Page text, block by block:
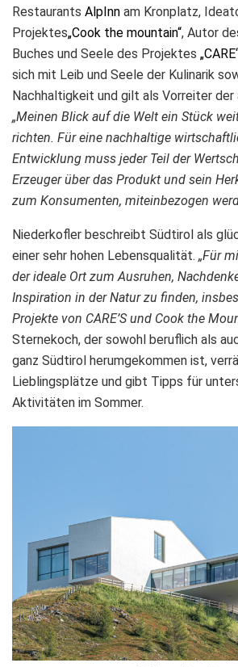
Restaurants AlpInn am Kronplatz,
Projektes„Cook the mountain“, Autor
Buches und Seele des Projektes
sich mit Leib und Seele der Kulinarik
Nachhaltigkeit und gilt als Vorreiter der
„Meinen Blick auf die Welt ein Stück
richten. Für eine nachhaltige
Entwicklung muss jeder Teil der
Erzeuger über das Produkt und sein
zum Konsumenten, miteinbezogen
Niederkofler beschreibt Südtirol als
einer sehr hohen Lebensqualität. „Für
der ideale Ort zum Ausruhen,
Inspiration in der Natur zu finden,
Projekte von CARE’S und Cook the
Sternekoch, der sowohl beruflich als
ganz Südtirol herumgekommen ist,
Lieblingsplätze und gibt Tipps für
Aktivitäten im Sommer.